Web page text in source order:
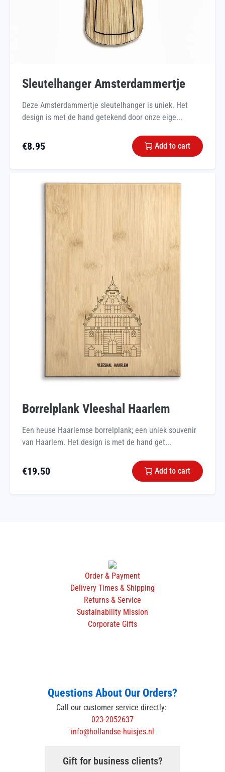
Sleutelhanger Amsterdammertje
Deze Amsterdammertje sleutelhanger is uniek. Het
design is met de hand getekend door onze eige...
€8.95 Add to cart
Borrelplank Vleeshal Haarlem
Een heuse Haarlemse borrelplank; een uniek souvenir
van Haarlem. Het design is met de hand get...
€19.50 Add to cart
Order & Payment
Delivery Times & Shipping
Returns & Service
Sustainability Mission
Corporate Gifts
Questions About Our Orders?
Call our customer service directly:
023-2052637
info@hollandse-huisjes.nl
Gift for business clients?